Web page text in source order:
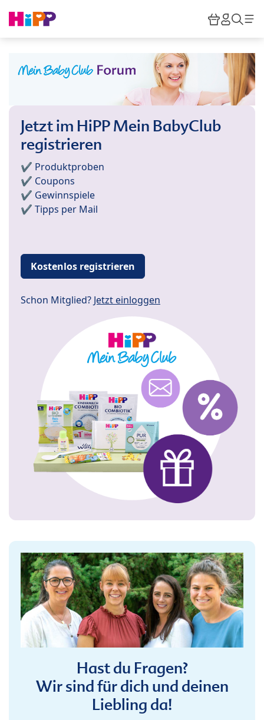
HiPP
Jetzt im HiPP Mein BabyClub
registrieren
✔️ Produktproben
✔️ Coupons
✔️ Gewinnspiele
✔️ Tipps per Mail
Kostenlos registrieren
Schon Mitglied? Jetzt einloggen
Hast du Fragen?
Wir sind für dich und deinen
Liebling da!